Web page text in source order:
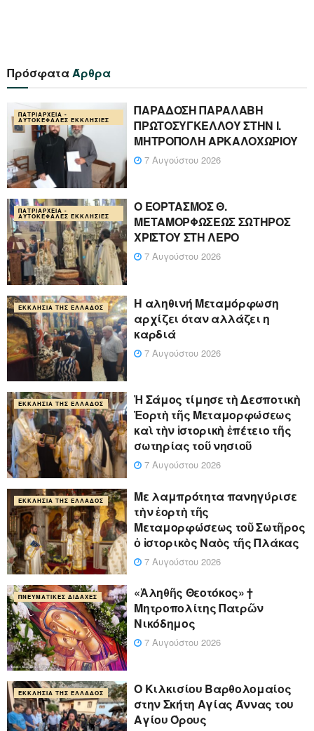
ΠρόσφαταΆρθρα
ΠΑΤΡΙΑΡΧΕΊΑ -
ΑΥΤΟΚΈΦΑΛΕΣ ΕΚΚΛΗΣΊΕΣ
ΠΑΡΑΔΟΣΗ ΠΑΡΑΛΑΒΗ
ΠΡΩΤΟΣΥΓΚΕΛΛΟΥ ΣΤΗΝ Ι.
ΜΗΤΡΟΠΟΛΗ ΑΡΚΑΛΟΧΩΡΙΟΥ
7 Αυγούστου 2026
ΠΑΤΡΙΑΡΧΕΊΑ -
ΑΥΤΟΚΈΦΑΛΕΣ ΕΚΚΛΗΣΊΕΣ
Ο ΕΟΡΤΑΣΜΟΣ Θ.
ΜΕΤΑΜΟΡΦΩΣΕΩΣ ΣΩΤΗΡΟΣ
ΧΡΙΣΤΟΥ ΣΤΗ ΛΕΡΟ
7 Αυγούστου 2026
ΕΚΚΛΗΣΊΑ ΤΗΣ ΕΛΛΆΔΟΣ
Η αληθινή Μεταμόρφωση
αρχίζει όταν αλλάζει η
καρδιά
7 Αυγούστου 2026
ΕΚΚΛΗΣΊΑ ΤΗΣ ΕΛΛΆΔΟΣ
Ἡ Σάμος τίμησε τὴ Δεσποτικὴ
Ἑορτὴ τῆς Μεταμορφώσεως
καὶ τὴν ἱστορικὴ ἐπέτειο τῆς
σωτηρίας τοῦ νησιοῦ
7 Αυγούστου 2026
ΕΚΚΛΗΣΊΑ ΤΗΣ ΕΛΛΆΔΟΣ
Με λαμπρότητα πανηγύρισε
τὴν ἑορτὴ τῆς
Μεταμορφώσεως τοῦ Σωτῆρος
ὁ ἱστορικὸς Ναὸς τῆς Πλάκας
7 Αυγούστου 2026
ΠΝΕΥΜΑΤΙΚΈΣ ΔΙΔΑΧΈΣ
«Ἀληθῆς Θεοτόκος» †
Μητροπολίτης Πατρῶν
Νικόδημος
7 Αυγούστου 2026
ΕΚΚΛΗΣΊΑ ΤΗΣ ΕΛΛΆΔΟΣ
Ο Κιλκισίου Βαρθολομαίος
στην Σκήτη Αγίας Άννας του
Αγίου Όρους